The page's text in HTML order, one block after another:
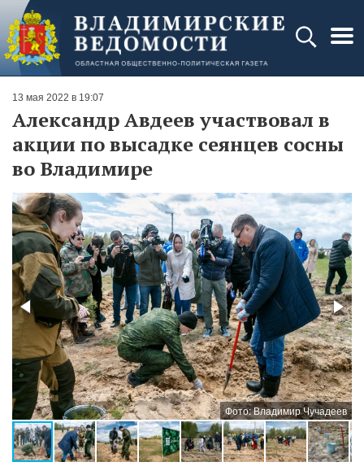
13 мая 2022 в 19:07
Александр Авдеев участвовал в
акции по высадке сеянцев сосны
во Владимире
Фото: Владимир Чучадеев